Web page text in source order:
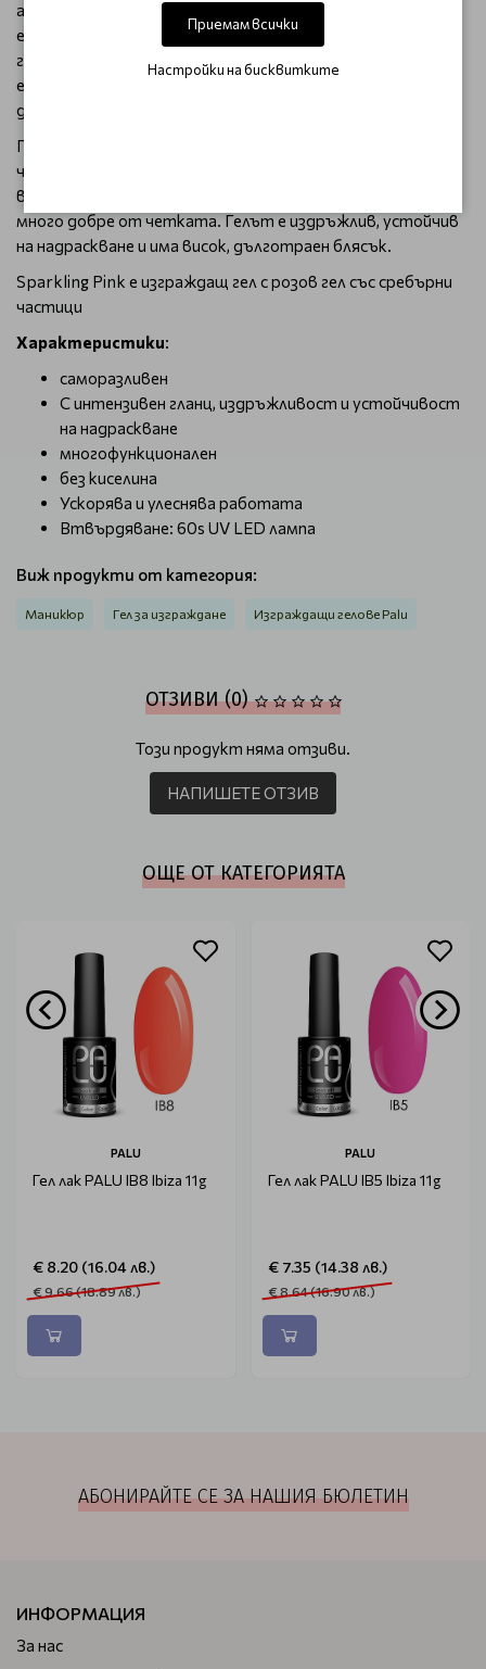
адхезивни вещества, които повишават адхезията към
естествената нокътна плочка, изграждащи и
гланциращи вещества. За да постигнете оптимален
ефект на адхезия с тънки, проблемни плочки, струва си
да използвате лак от всяка основа на Palu.
Прецизно регулираният вискозитет на гела гарантира,
че консистенцията е средно плътна и бързо се разнася
върху нокътя. Гелът с този вискозитет се отделя
много добре от четката. Гелът е издръжлив, устойчив
на надраскване и има висок, дълготраен блясък.
Sparkling Pink е изграждащ гел с розов гел със сребърни
частици
Характеристики:
саморазливен
С интензивен гланц, издръжливост и устойчивост
на надраскване
многофункционален
без киселина
Ускорява и улеснява работата
Втвърдяване: 60s UV LED лампа
Виж продукти от категория:
Маникюр Гел за изграждане Изграждащи гелове Palu
ОТЗИВИ (0)
Този продукт няма отзиви.
НАПИШЕТЕ ОТЗИВ
ОЩЕ ОТ КАТЕГОРИЯТА
PALU
Гел лак PALU IB8 Ibiza 11g
€ 8.20 (16.04 лв.)
€ 9.66 (18.89 лв.)
PALU
Гел лак PALU IB5 Ibiza 11g
€ 7.35 (14.38 лв.)
€ 8.64 (16.90 лв.)
АБОНИРАЙТЕ СЕ ЗА НАШИЯ БЮЛЕТИН
ИНФОРМАЦИЯ
За нас
Приемам всички
Настройки на бисквитките